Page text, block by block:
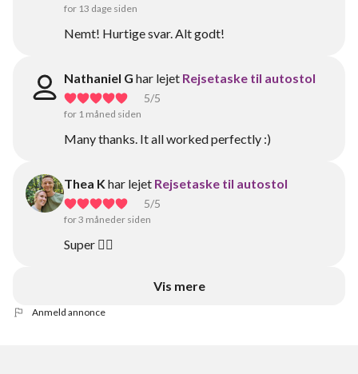
for 13 dage siden
Nemt! Hurtige svar. Alt godt!
Nathaniel G har lejet Rejsetaske til autostol
5/5
for 1 måned siden
Many thanks. It all worked perfectly :)
Thea K har lejet Rejsetaske til autostol
5/5
for 3 måneder siden
Super 👍🏼
Vis mere
Anmeld annonce